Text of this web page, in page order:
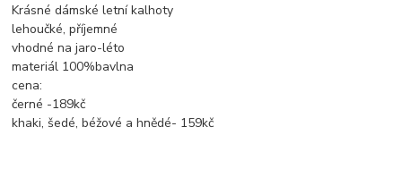
Krásné dámské letní kalhoty
lehoučké, příjemné
vhodné na jaro-léto
materiál 100%bavlna
cena:
černé -189kč
khaki, šedé, béžové a hnědé- 159kč